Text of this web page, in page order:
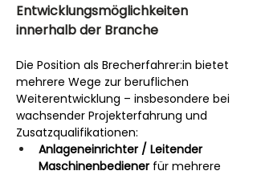
Entwicklungsmöglichkeiten
innerhalb der Branche
Die Position als Brecherfahrer:in bietet
mehrere Wege zur beruflichen
Weiterentwicklung – insbesondere bei
wachsender Projekterfahrung und
Zusatzqualifikationen:
Anlageneinrichter / Leitender
Maschinenbediener für mehrere